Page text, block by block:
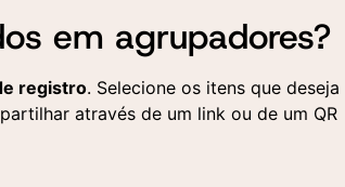
em agrupadores?
registro. Selecione os itens que deseja
através de um link ou de um QR